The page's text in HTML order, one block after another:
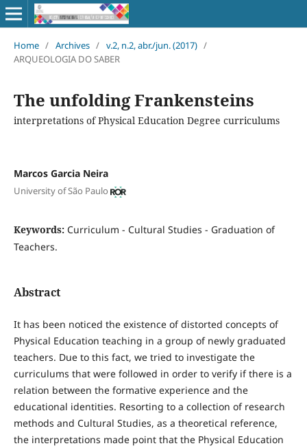
Home / Archives / v.2, n.2, abr./jun. (2017) /
ARQUEOLOGIA DO SABER
The unfolding Frankensteins
interpretations of Physical Education Degree curriculums
Marcos Garcia Neira
University of São Paulo
Keywords: Curriculum - Cultural Studies - Graduation of
Teachers.
Abstract
It has been noticed the existence of distorted concepts of
Physical Education teaching in a group of newly graduated
teachers. Due to this fact, we tried to investigate the
curriculums that were followed in order to verify if there is a
relation between the formative experience and the
educational identities. Resorting to a collection of research
methods and Cultural Studies, as a theoretical reference,
the interpretations made point that the Physical Education